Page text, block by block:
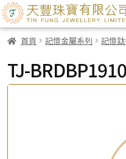
首頁 記憶金屬系列 記憶
TJ-